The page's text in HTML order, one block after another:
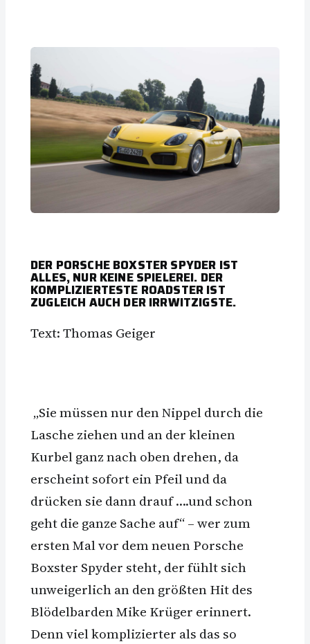
DER PORSCHE BOXSTER SPYDER IST
ALLES, NUR KEINE SPIELEREI. DER
KOMPLIZIERTESTE ROADSTER IST
ZUGLEICH AUCH DER IRRWITZIGSTE.
Text: Thomas Geiger
„Sie müssen nur den Nippel durch die
Lasche ziehen und an der kleinen
Kurbel ganz nach oben drehen, da
erscheint sofort ein Pfeil und da
drücken sie dann drauf ….und schon
geht die ganze Sache auf“ – wer zum
ersten Mal vor dem neuen Porsche
Boxster Spyder steht, der fühlt sich
unweigerlich an den größten Hit des
Blödelbarden Mike Krüger erinnert.
Denn viel komplizierter als das so